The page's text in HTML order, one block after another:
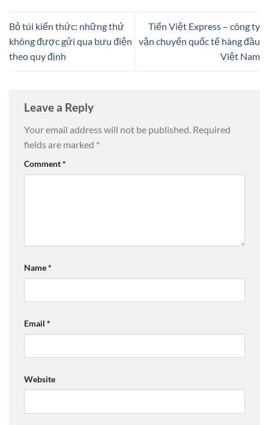
Bỏ túi kiến thức: những thứ
không được gửi qua bưu điện
theo quy định
Tiến Việt Express – công ty
vận chuyển quốc tế hàng đầu
Việt Nam
Leave a Reply
Your email address will not be published. Required
fields are marked *
Comment*
Name*
Email *
Website